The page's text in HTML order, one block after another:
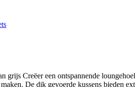
grijs Creëer een ontspannende
De dik gevoerde kussens bieden